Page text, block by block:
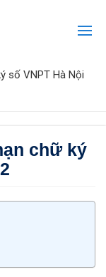
số VNPT Hà Nội
chữ ký